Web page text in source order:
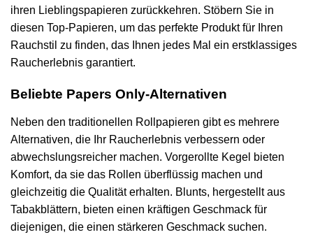
ihren Lieblingspapieren zurückkehren. Stöbern Sie in
diesen Top-Papieren, um das perfekte Produkt für Ihren
Rauchstil zu finden, das Ihnen jedes Mal ein erstklassiges
Raucherlebnis garantiert.
Beliebte Papers Only-Alternativen
Neben den traditionellen Rollpapieren gibt es mehrere
Alternativen, die Ihr Raucherlebnis verbessern oder
abwechslungsreicher machen. Vorgerollte Kegel bieten
Komfort, da sie das Rollen überflüssig machen und
gleichzeitig die Qualität erhalten. Blunts, hergestellt aus
Tabakblättern, bieten einen kräftigen Geschmack für
diejenigen, die einen stärkeren Geschmack suchen.